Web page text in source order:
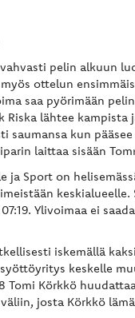
pelin alkuun
ottelun
saa pyörimään
lähtee
saumansa kun
laittaa sisään
ja Sport on
Ylivoimaa ei
iskemällä
keskelle
Tomi Körkkö
josta Körkkö